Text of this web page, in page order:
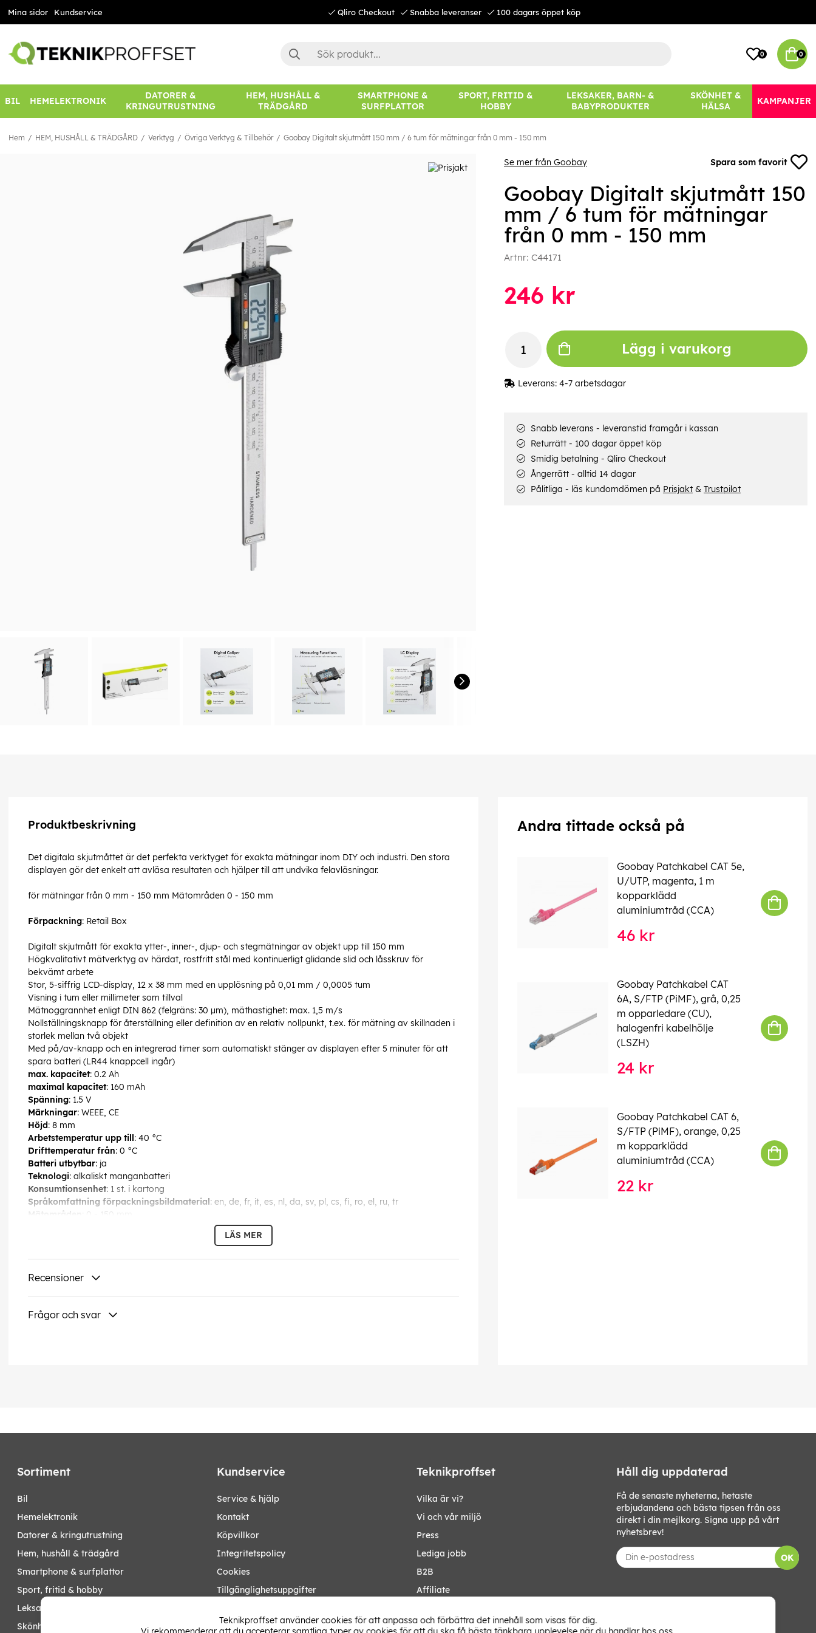
Mina sidor Kundservice Qliro Checkout Snabba leveranser 100 dagars öppet köp
0 0
BIL HEMELEKTRONIK
DATORER &
KRINGUTRUSTNING
HEM, HUSHÅLL &
TRÄDGÅRD
SMARTPHONE &
SURFPLATTOR
SPORT, FRITID &
HOBBY
LEKSAKER, BARN- &
BABYPRODUKTER
SKÖNHET &
HÄLSA
KAMPANJER
Hem HEM, HUSHÅLL & TRÄDGÅRD Verktyg Övriga Verktyg & Tillbehör Goobay Digitalt skjutmått 150 mm / 6 tum för mätningar från 0 mm - 150 mm
Se mer från Goobay Spara som favorit
Goobay Digitalt skjutmått 150
mm / 6 tum för mätningar
från 0 mm - 150 mm
Artnr: C44171
246 kr
Lägg i varukorg
Leverans: 4-7 arbetsdagar
Snabb leverans - leveranstid framgår i kassan
Returrätt - 100 dagar öppet köp
Smidig betalning - Qliro Checkout
Ångerrätt - alltid 14 dagar
Pålitliga - läs kundomdömen på Prisjakt& Trustpilot
Produktbeskrivning
Det digitala skjutmåttet är det perfekta verktyget för exakta mätningar inom DIY och industri. Den stora
displayen gör det enkelt att avläsa resultaten och hjälper till att undvika felavläsningar.
för mätningar från 0 mm - 150 mm Mätområden 0 - 150 mm
Förpackning: Retail Box
Digitalt skjutmått för exakta ytter-, inner-, djup- och stegmätningar av objekt upp till 150 mm
Högkvalitativt mätverktyg av härdat, rostfritt stål med kontinuerligt glidande slid och låsskruv för
bekvämt arbete
Stor, 5-siffrig LCD-display, 12 x 38 mm med en upplösning på 0,01 mm / 0,0005 tum
Visning i tum eller millimeter som tillval
Mätnoggrannhet enligt DIN 862 (felgräns: 30 µm), mäthastighet: max. 1,5 m/s
Nollställningsknapp för återställning eller definition av en relativ nollpunkt, t.ex. för mätning av skillnaden i
storlek mellan två objekt
Med på/av-knapp och en integrerad timer som automatiskt stänger av displayen efter 5 minuter för att
spara batteri (LR44 knappcell ingår)
max. kapacitet: 0.2 Ah
maximal kapacitet: 160 mAh
Spänning: 1.5 V
Märkningar: WEEE, CE
Höjd: 8 mm
Arbetstemperatur upp till : 40 °C
Drifttemperatur från: 0 °C
Batteri utbytbar: ja
Teknologi: alkaliskt manganbatteri
Konsumtionsenhet: 1 st. i kartong
Språkomfattning förpackningsbildmaterial: en, de, fr, it, es, nl, da, sv, pl, cs, fi, ro, el, ru, tr
Mätområden
: 0 - 150 mm
4040849770012
EAN:
LÄS MER
Recensioner
Frågor och svar
Andra tittade också på
Goobay Patchkabel CAT 5e,
U/UTP, magenta, 1 m
kopparklädd
aluminiumtråd (CCA)
46 kr
Goobay Patchkabel CAT
6A, S/FTP (PiMF), grå, 0,25
m opparledare (CU),
halogenfri kabelhölje
(LSZH)
24 kr
Goobay Patchkabel CAT 6,
S/FTP (PiMF), orange, 0,25
m kopparklädd
aluminiumtråd (CCA)
22 kr
Sortiment
bil
hemelektronik
datorer & kringutrustning
hem, hushåll & trädgård
smartphone & surfplattor
sport, fritid & hobby
leksaker, barn- & babyprodukter
skönhet & hälsa
Kundservice
Service & hjälp
Kontakt
Köpvillkor
Integritetspolicy
Cookies
Tillgänglighetsuppgifter
Teknikproffset
Vilka är vi?
Vi och vår miljö
Press
Lediga jobb
B2B
Affiliate
Ändra Land
Håll dig uppdaterad
Få de senaste nyheterna, hetaste
erbjudandena och bästa tipsen från oss
direkt i din mejlkorg. Signa upp på vårt
nyhetsbrev!
OK
Teknikproffset använder cookies för att anpassa och förbättra det innehåll som visas för dig.